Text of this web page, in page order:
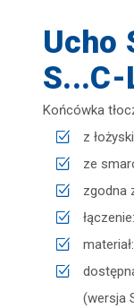
Ucho
S...C-
Końcówka
z
ze
zgodna
(wersja